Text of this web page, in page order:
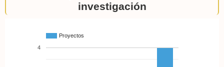
investigación
Proyectos
4